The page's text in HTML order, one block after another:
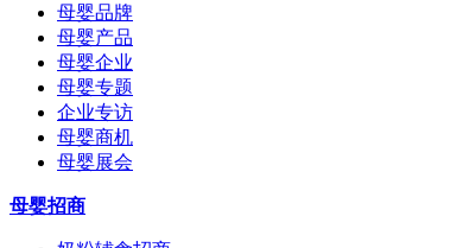
母婴品牌
母婴产品
母婴企业
母婴专题
企业专访
母婴商机
母婴展会
母婴招商